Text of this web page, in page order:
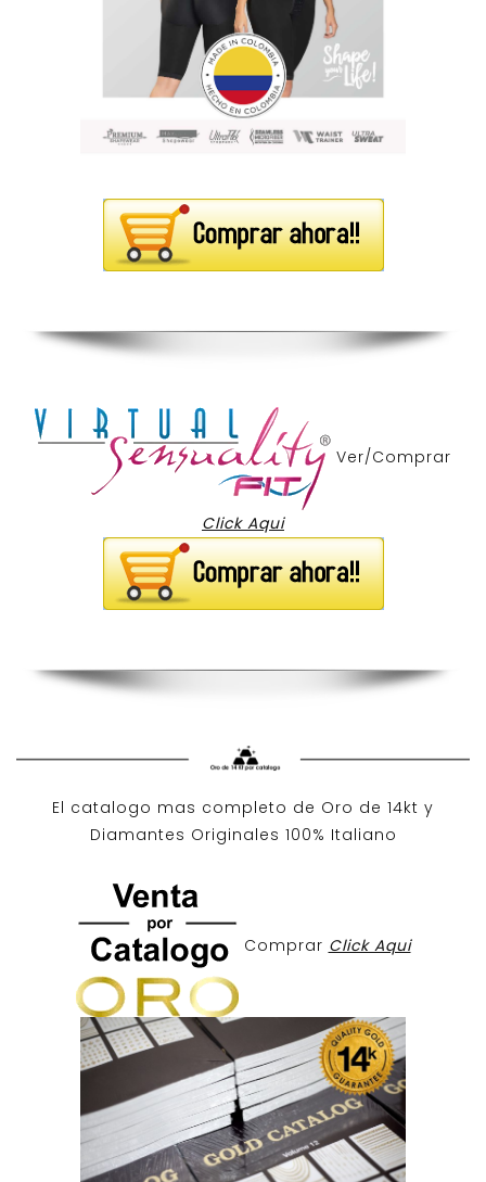
Ver/Comprar
Click Aqui
El catalogo mas completo de Oro de 14kt y
Diamantes Originales 100% Italiano
Comprar Click Aqui